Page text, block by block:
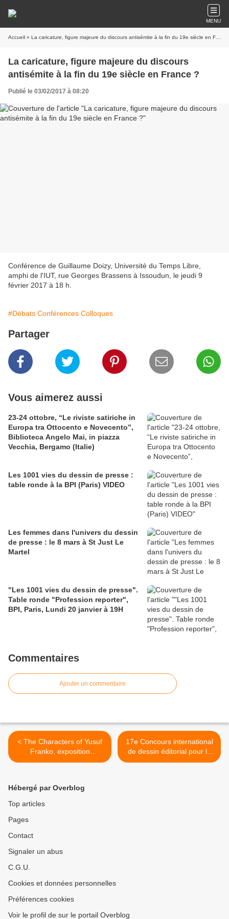
MENU
Accueil » La caricature, figure majeure du discours antisémite à la fin du 19e siècle en France ?
La caricature, figure majeure du discours
antisémite à la fin du 19e siècle en France ?
Publié le 03/02/2017 à 08:20
Conférence de Guillaume Doizy, Université du Temps Libre,
amphi de l'IUT, rue Georges Brassens à Issoudun, le jeudi 9
février 2017 à 18 h.
#Débats Conférences Colloques
Partager
Vous aimerez aussi
23-24 ottobre, “Le riviste satiriche in
Europa tra Ottocento e Novecento”,
Biblioteca Angelo Mai, in piazza
Vecchia, Bergamo (Italie)
Les 1001 vies du dessin de presse :
table ronde à la BPI (Paris) VIDEO
Les femmes dans l'univers du dessin
de presse : le 8 mars à St Just Le
Martel
"Les 1001 vies du dessin de presse".
Table ronde "Profession reporter",
BPI, Paris, Lundi 20 janvier à 19H
Commentaires
Ajouter un commentaire
< The Characters of Yusuf
Franko, exposition
actuellement à Istanbul
17e Concours international
de dessin éditorial pour la
liberté de presse >
Hébergé par Overblog
Top articles
Pages
Contact
Signaler un abus
C.G.U.
Cookies et données personnelles
Préférences cookies
Voir le profil de sur le portail Overblog